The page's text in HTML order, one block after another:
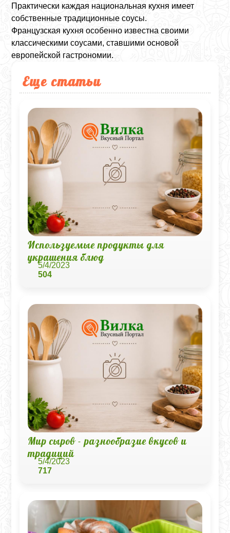
Практически каждая национальная кухня имеет
собственные традиционные соусы.
Французская кухня особенно известна своими
классическими соусами, ставшими основой
европейской гастрономии.
Еще статьи
Используемые продукты для
украшения блюд
5/4/2023
504
Мир сыров - разнообразие вкусов и
традиций
5/4/2023
717